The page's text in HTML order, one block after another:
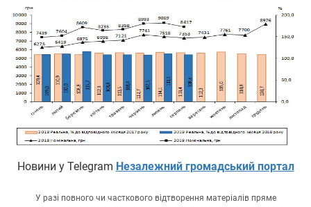
Новини у Telegram Незалежний громадський портал
У разі повного чи часткового відтворення матеріалів пряме